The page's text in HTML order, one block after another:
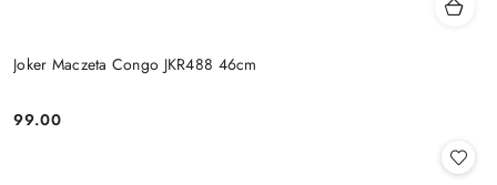
Joker Maczeta Congo JKR488 46cm
Cena:
99.00